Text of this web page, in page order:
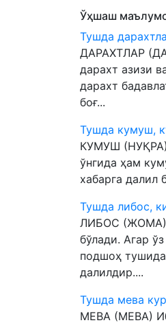
Ўҳшаш
Тушда
ДАРАХТЛАР
дарахт азизи
дарахт
боғ...
Тушда кумуш,
КУМУШ (НУҚРА)
ўнгида ҳам
хабарга далил
Тушда либос,
ЛИБОС (ЖОМА)
бўлади. Агар
подшоҳ тушида
далилдир....
Тушда мева
МEВА (МEВА)